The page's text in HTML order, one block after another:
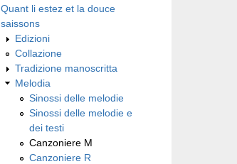
Quant li estez et la douce
saissons
Edizioni
Collazione
Tradizione manoscritta
Melodia
Sinossi delle melodie
Sinossi delle melodie e
dei testi
Canzoniere M
Canzoniere R